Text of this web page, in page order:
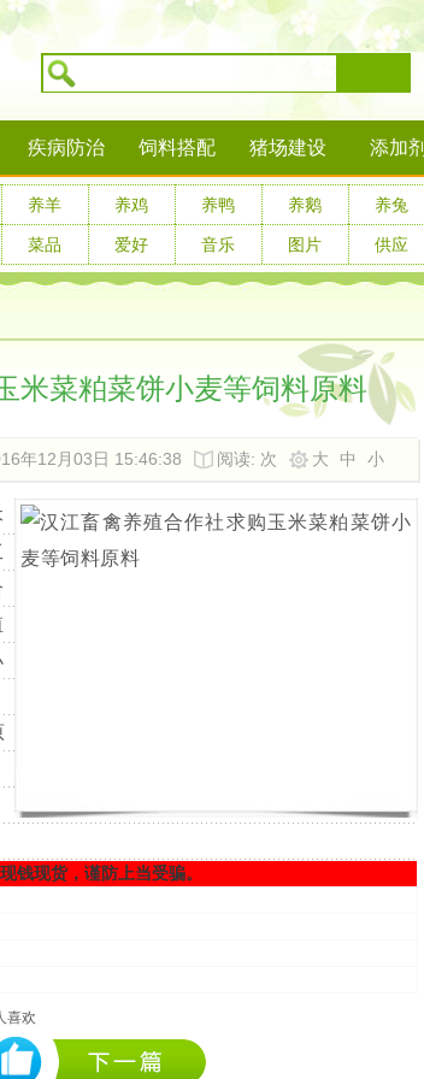
疾病防治 饲料搭配 猪场建设 添加剂
养羊 养鸡 养鸭 养鹅 养兔
菜品 爱好 音乐 图片 供应
米菜粕菜饼小麦等饲料原料
年12月03日 15:46:38 阅读: 次 大 中 小
钱现货，谨防上当受骗。
喜欢